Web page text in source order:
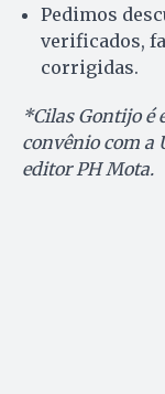
Pedimos
verificados,
corrigidas.
*Cilas Gontijo é
convênio com a
editor PH Mota.